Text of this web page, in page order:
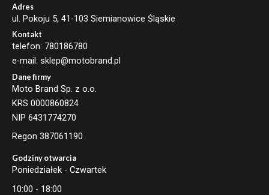
m
a
l
Adres
ul. Pokoju 5, 41-103 Siemianowice Śląskie
Kontakt
telefon: 780186780
e-mail: sklep@motobrand.pl
Dane firmy
Moto Brand Sp. z o.o.
KRS 0000860824
NIP 6431774270
Regon 387061190
Godziny otwarcia
Poniedziałek - Czwartek
10:00 - 18:00